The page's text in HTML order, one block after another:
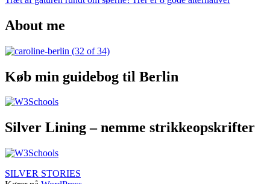
About me
Køb min guidebog til Berlin
Silver Lining – nemme strikkeopskrifter
SILVER STORIES